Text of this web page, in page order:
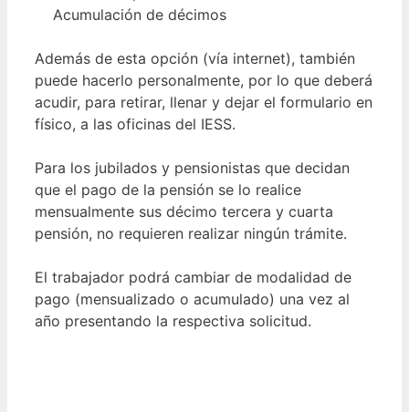
Acumulación de décimos
Además de esta opción (vía internet), también
puede hacerlo personalmente, por lo que deberá
acudir, para retirar, llenar y dejar el formulario en
físico, a las oficinas del IESS.
Para los jubilados y pensionistas que decidan
que el pago de la pensión se lo realice
mensualmente sus décimo tercera y cuarta
pensión, no requieren realizar ningún trámite.
El trabajador podrá cambiar de modalidad de
pago (mensualizado o acumulado) una vez al
año presentando la respectiva solicitud.